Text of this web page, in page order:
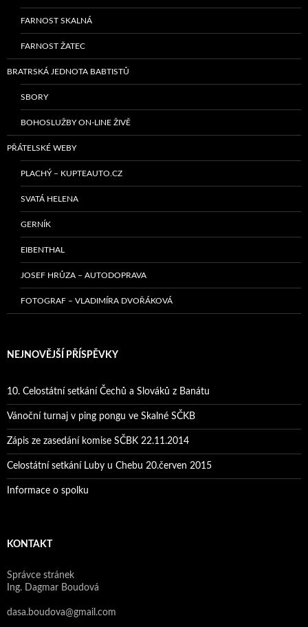
FARNOST SKALNÁ
FARNOST ŽATEC
BRATRSKÁ JEDNOTA BABTISTŮ
SBORY
BOHOSLUŽBY ON-LINE ŽIVĚ
PŘÁTELSKÉ WEBY
PLACHÝ – KUPTEAUTO.CZ
SVATÁ HELENA
GERNÍK
EIBENTHAL
JOSEF HRŮZA – AUTODOPRAVA
FOTOGRAF – VLADIMÍRA DVOŘÁKOVÁ
NEJNOVĚJŠÍ PŘÍSPĚVKY
10. Celostátní setkání Čechů a Slováků z Banátu
Vánoční turnaj v ping pongu ve Skalné SČKB
Zápis ze zasedání komise SČBK 22.11.2014
Celostátní setkání Luby u Chebu 20.červen 2015
Informace o spolku
KONTAKT
Správce stránek
Ing. Dagmar Boudová
dasa.boudova@gmail.com